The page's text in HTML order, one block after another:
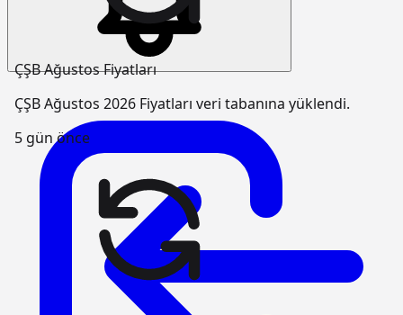
ÇŞB Ağustos Fiyatları
ÇŞB Ağustos 2026 Fiyatları veri tabanına yüklendi.
5 gün önce